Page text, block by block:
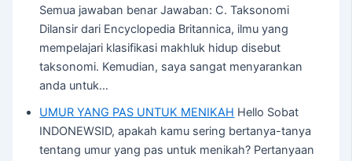
Semua jawaban benar Jawaban: C. Taksonomi
Dilansir dari Encyclopedia Britannica, ilmu yang
mempelajari klasifikasi makhluk hidup disebut
taksonomi. Kemudian, saya sangat menyarankan
anda untuk…
UMUR YANG PAS UNTUK MENIKAH Hello Sobat
INDONEWSID, apakah kamu sering bertanya-tanya
tentang umur yang pas untuk menikah? Pertanyaan